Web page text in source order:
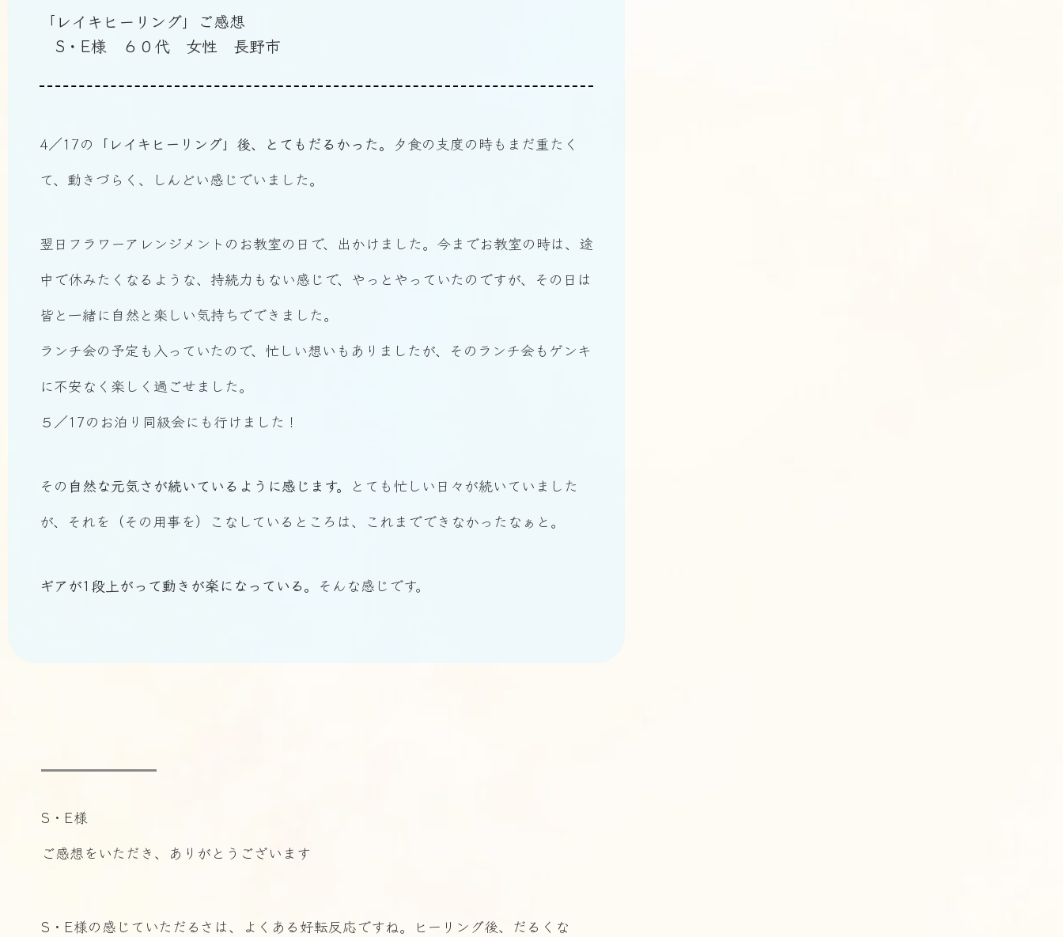
「レイキヒーリング」ご感想
S・E様 ６０代 女性 長野市
4／17の 「レイキヒーリング」後、とてもだるかった。 夕食の支度の時もまだ重たく
て、動きづらく、しんどい感じでいました。
翌日フラワーアレンジメントのお教室の日で、出かけました。今までお教室の時は、途
中で休みたくなるような、持続力もない感じで、やっとやっていたのですが、その日は
皆と一緒に自然と楽しい気持ちでできました。
ランチ会の予定も入っていたので、忙しい想いもありましたが、そのランチ会もゲンキ
に不安なく楽しく過ごせました。
５／17のお泊り同級会にも行けました！
その 自然な元気さが続いているように感じます。
とても忙しい日々が続いていました
が、それを（その用事を）こなしているところは、これまでできなかったなぁと。
ギアが1段上がって動きが楽になっている。 そんな感じです。
S・E様
ご感想をいただき、ありがとうございます
S・E様の感じていただるさは、よくある好転反応ですね。ヒーリング後、だるくな